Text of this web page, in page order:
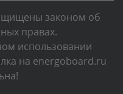
после проверки
Вчера, в 12:52
законом об
правах.
использовании
на energoboard.ru